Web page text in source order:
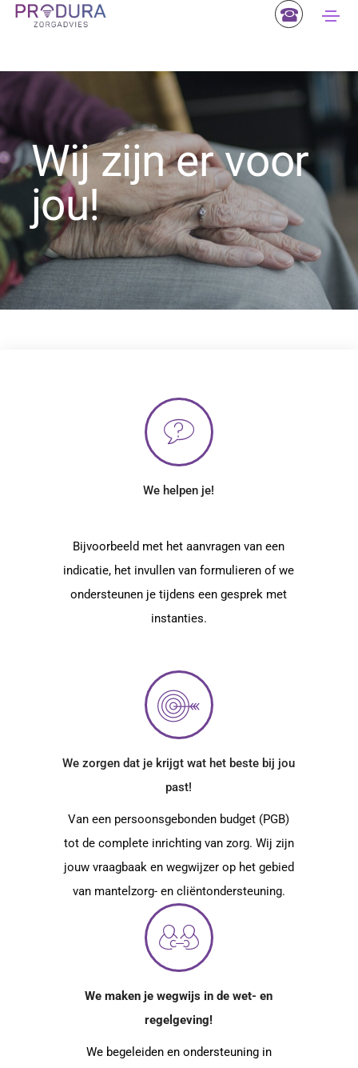
Wij zijn er voor
jou!
We helpen je!
Bijvoorbeeld met het aanvragen van een
indicatie, het invullen van formulieren of we
ondersteunen je tijdens een gesprek met
instanties.
We zorgen dat je krijgt wat het beste bij jou
past!
Van een persoonsgebonden budget (PGB)
tot de complete inrichting van zorg. Wij zijn
jouw vraagbaak en wegwijzer op het gebied
van mantelzorg- en cliëntondersteuning.
We maken je wegwijs in de wet- en
regelgeving!
We begeleiden en ondersteuning in